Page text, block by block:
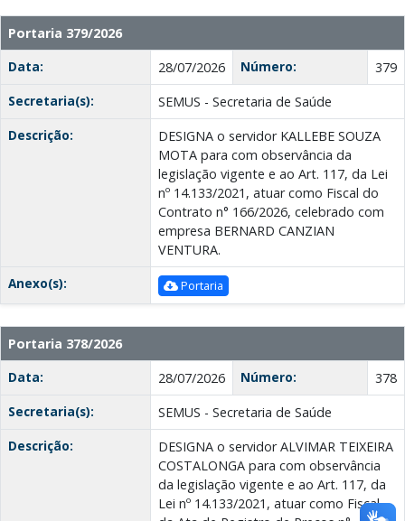
Portaria 379/2026
Data:
28/07/2026 Número:
379
Secretaria(s):
SEMUS - Secretaria de Saúde
Descrição:
DESIGNA o servidor KALLEBE SOUZA
MOTA para com observância da
legislação vigente e ao Art. 117, da Lei
nº 14.133/2021, atuar como Fiscal do
Contrato n° 166/2026, celebrado com
empresa BERNARD CANZIAN
VENTURA.
Anexo(s):
Portaria
Portaria 378/2026
Data:
28/07/2026 Número:
378
Secretaria(s):
SEMUS - Secretaria de Saúde
Descrição:
DESIGNA o servidor ALVIMAR TEIXEIRA
COSTALONGA para com observância
da legislação vigente e ao Art. 117, da
Lei nº 14.133/2021, atuar como Fiscal